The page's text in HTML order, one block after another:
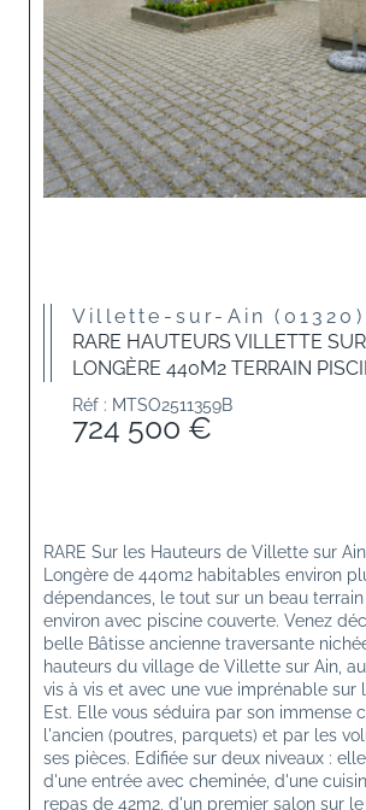
Villette-sur-Ain (01320)
RARE HAUTEURS VILLETTE
LONGÈRE 440M2 TERRAIN
Réf : MTSO2511359B
724 500 €
RARE Sur les Hauteurs de Villette sur
Longère de 440m2 habitables environ
dépendances, le tout sur un beau
environ avec piscine couverte. Venez
belle Bâtisse ancienne traversante
hauteurs du village de Villette sur Ain,
vis à vis et avec une vue imprénable sur
Est. Elle vous séduira par son immense
l'ancien (poutres, parquets) et par les
ses pièces. Edifiée sur deux niveaux :
d'une entrée avec cheminée, d'une
repas de 42m2, d'un premier salon sur